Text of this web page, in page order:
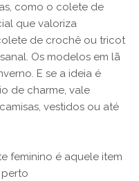
como o colete de
que valoriza
de crochê ou tricot
Os modelos em lã
E se a ideia é
de charme, vale
vestidos ou até
feminino é aquele item